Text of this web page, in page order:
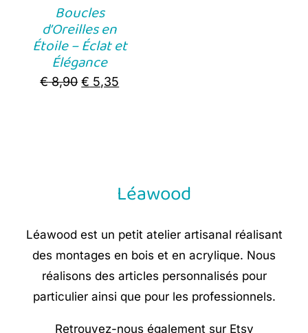
Boucles
d’Oreilles en
Étoile – Éclat et
Élégance
€8,90 Original
€ 5,35
Léawood
Léawood est un petit atelier artisanal réalisant
des montages en bois et en acrylique. Nous
réalisons des articles personnalisés pour
particulier ainsi que pour les professionnels.
Retrouvez-nous également sur Etsy